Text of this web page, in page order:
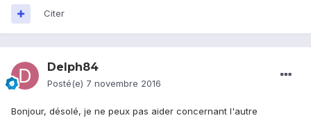
Citer
Delph84
Posté(e) 7 novembre 2016
Bonjour, désolé, je ne peux pas aider concernant l'autre